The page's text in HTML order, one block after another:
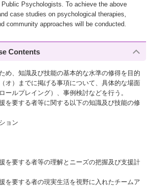
Psychologists. To achieve the above
case studies on psychological therapies,
community approaches will be conducted.
Contents
め、知識及び技能の基本的な水準の修得を目的
オ）までに掲げる事項について、具体的な場面
ールプレイング）、事例検討などを行う。
を要する者等に関する以下の知識及び技能の修
ョン
を要する者等の理解とニーズの把握及び支援計
を要する者の現実生活を視野に入れたチームア